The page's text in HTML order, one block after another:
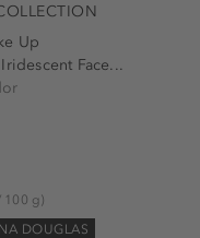
Up
Face...
100 g)
DOUGLAS